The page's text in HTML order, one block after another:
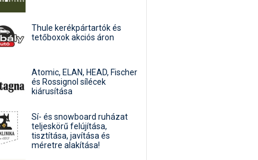
Thule kerékpártartók és
tetőboxok akciós áron
Atomic, ELAN, HEAD, Fischer
és Rossignol sílécek
kiárusítása
Sí- és snowboard ruházat
teljeskörű felújítása,
tisztítása, javítása és
méretre alakítása!